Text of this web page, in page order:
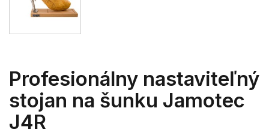
Profesionálny nastaviteľný
stojan na šunku Jamotec
J4R